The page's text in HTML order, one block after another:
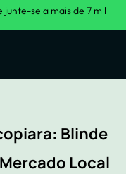
se a mais de 7 mil
Blinde
Local